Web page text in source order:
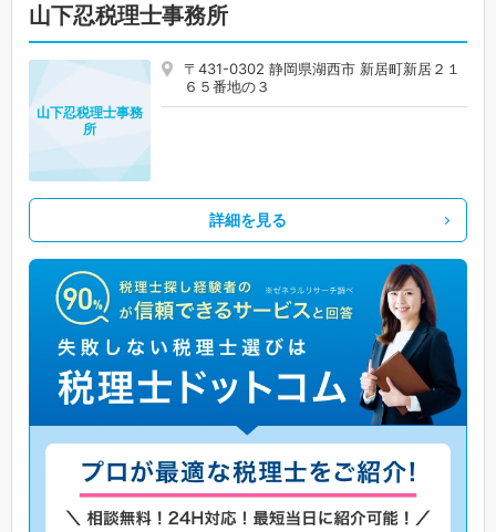
山下忍税理士事務所
〒431-0302 静岡県湖西市 新居町新居２１
６５番地の３
山下忍税理士事務
所
詳細を見る